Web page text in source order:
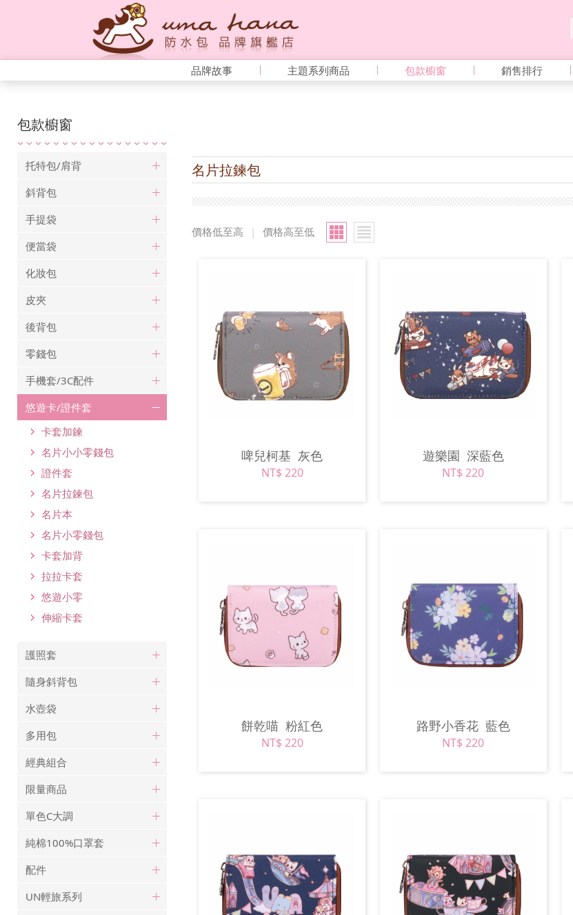
品牌故事 主題系列商品 包款櫥窗 銷售排行
包款櫥窗
托特包/肩背
斜背包
手提袋
便當袋
化妝包
皮夾
後背包
零錢包
手機套/3C配件
悠遊卡/證件套
卡套加鍊
名片小小零錢包
證件套
名片拉鍊包
名片本
名片小零錢包
卡套加背
拉拉卡套
悠遊小零
伸縮卡套
護照套
隨身斜背包
水壺袋
多用包
經典組合
限量商品
單色C大調
純棉100%口罩套
配件
UN輕旅系列
名片拉鍊包
價格低至高 | 價格高至低
啤兒柯基 灰色
NT$ 220
遊樂園 深藍色
NT$ 220
餅乾喵粉紅色
NT$ 220
路野小香花 藍色
NT$ 220